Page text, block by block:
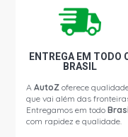
FOCUS HATCH XR
(2001 - 2008)
FOCUS SEDAN GHIA
FOCUS SEDAN GHIA
(2001 - 2008)
ENTREGA EM TODO
BRASIL
AAutoZ oferece
que vai além das
Entregamos em todoBrasil
com rapidez e qualidade.